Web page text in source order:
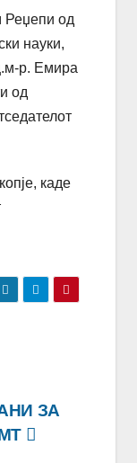
Реџепи од
науки,
р. Емира
од
каде
ЗА